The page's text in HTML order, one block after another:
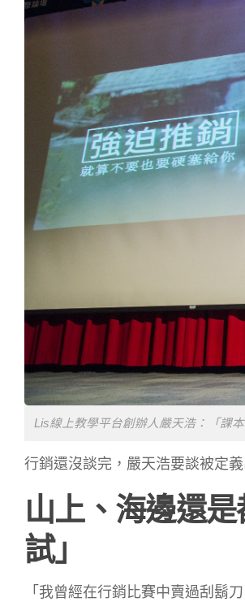
Lis線上教學平台創辦人嚴天浩：「課
行銷還沒談完，嚴天浩要談被定
山上、海邊還
試」
「我曾經在行銷比賽中賣過刮鬍